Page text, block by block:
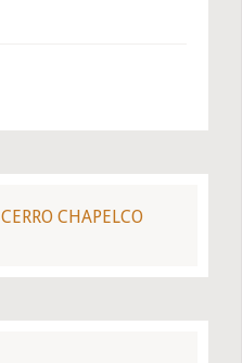
CERRO CHAPELCO